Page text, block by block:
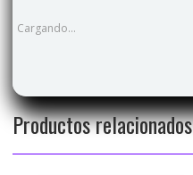
Cargando...
Productos relacionados